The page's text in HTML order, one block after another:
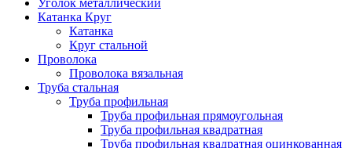
Уголок металлический
Катанка Круг
Катанка
Круг стальной
Проволока
Проволока вязальная
Труба стальная
Труба профильная
Труба профильная прямоугольная
Труба профильная квадратная
Труба профильная квадратная оцинкованная